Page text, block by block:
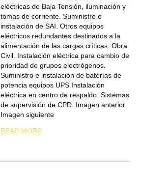
eléctricas de Baja Tensión, iluminación y
tomas de corriente. Suministro e
instalación de SAI. Otros equipos
eléctricos redundantes destinados a la
alimentación de las cargas críticas. Obra
Civil. Instalación eléctrica para cambio de
prioridad de grupos electrógenos.
Suministro e instalación de baterías de
potencia equipos UPS Instalación
eléctrica en centro de respaldo. Sistemas
de supervisión de CPD. Imagen anterior
Imagen siguiente
READ MORE